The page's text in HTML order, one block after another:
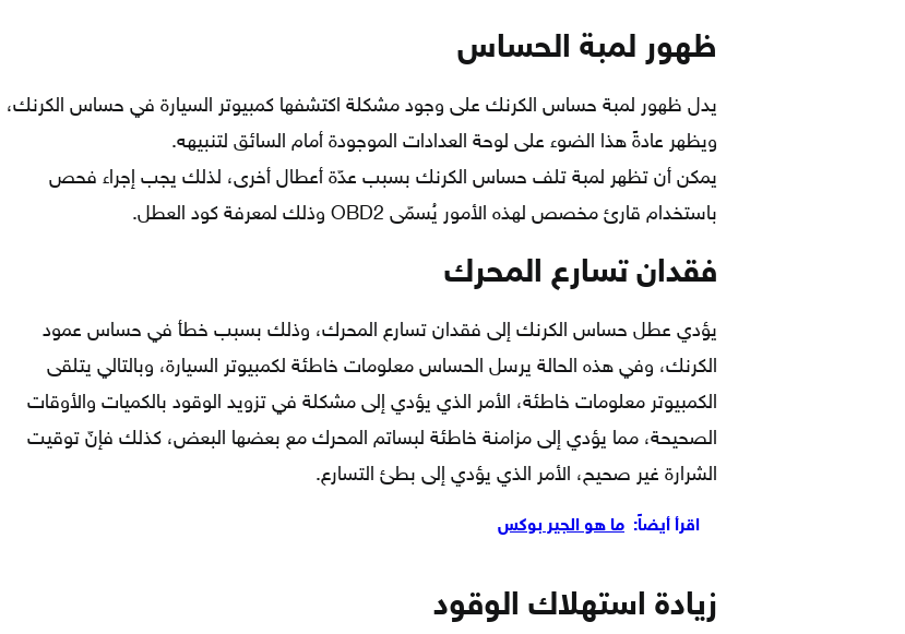
ظهور لمبة الحساس
يدل ظهور لمبة حساس الكرنك على وجود مشكلة اكتشفها كمبيوتر السيارة في حساس الكرنك،
ويظهر عادةً هذا الضوء على لوحة العدادات الموجودة أمام السائق لتنبيهه.
يمكن أن تظهر لمبة تلف حساس الكرنك بسبب عدّة أعطال أخرى، لذلك يجب إجراء فحص
باستخدام قارئ مخصص لهذه الأمور يُسمّى OBD2 وذلك لمعرفة كود العطل.
فقدان تسارع المحرك
يؤدي عطل حساس الكرنك إلى فقدان تسارع المحرك، وذلك بسبب خطأ في حساس عمود
الكرنك، وفي هذه الحالة يرسل الحساس معلومات خاطئة لكمبيوتر السيارة، وبالتالي يتلقى
الكمبيوتر معلومات خاطئة، الأمر الذي يؤدي إلى مشكلة في تزويد الوقود بالكميات والأوقات
الصحيحة، مما يؤدي إلى مزامنة خاطئة لبساتم المحرك مع بعضها البعض، كذلك فإنّ توقيت
الشرارة غير صحيح، الأمر الذي يؤدي إلى بطئ التسارع.
اقرأ أيضاً: ما هو الجير بوكس
زيادة استهلاك الوقود